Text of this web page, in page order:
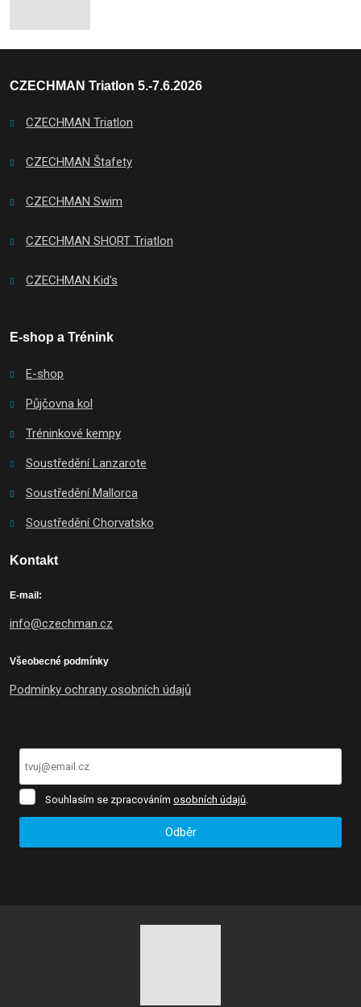
CZECHMAN Triatlon 5.-7.6.2026
CZECHMAN Triatlon
CZECHMAN Štafety
CZECHMAN Swim
CZECHMAN SHORT Triatlon
CZECHMAN Kid's
E-shop a Trénink
E-shop
Půjčovna kol
Tréninkové kempy
Soustředění Lanzarote
Soustředění Mallorca
Soustředění Chorvatsko
Kontakt
E-mail:
info@czechman.cz
Všeobecné podmínky
Podmínky ochrany osobních údajů
SouhlasímSouhlasím se zpracováním osobních údajů.
Odběr